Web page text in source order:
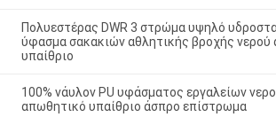
Πολυεστέρας DWR 3 στρώμα υψηλό
ύφασμα σακακιών αθλητικής βροχής νερού
υπαίθριο
100% νάυλον PU υφάσματος εργαλείων
απωθητικό υπαίθριο άσπρο επίστρωμα